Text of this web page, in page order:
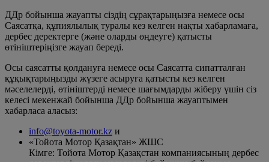
ДДр бойынша жауапты сіздің сұрақтарыңызға немесе осы
Саясатқа, құпиялылық туралы кез келген нақты хабарламаға,
дербес деректерге (және оларды өңдеуге) қатысты
өтініштеріңізге жауап береді.
Осы саясатты қолдануға немесе осы Саясатта сипатталған
құқықтарыңызды жүзеге асыруға қатысты кез келген
мәселелерді, өтініштерді немесе шағымдарды жіберу үшін сіз
келесі мекенжай бойынша ДДр бойынша жауаптымен
хабарласа аласыз:
info@toyota-motor.kz и
«Тойота Мотор Қазақтан» ЖШС
Кімге: Тойота Мотор Қазақстан компаниясының дербес